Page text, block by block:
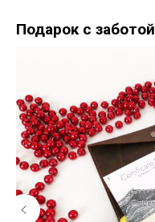
Подарок с заботой